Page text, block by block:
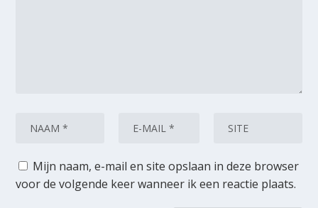
Mijn naam, e-mail en site opslaan in deze browser
voor de volgende keer wanneer ik een reactie plaats.